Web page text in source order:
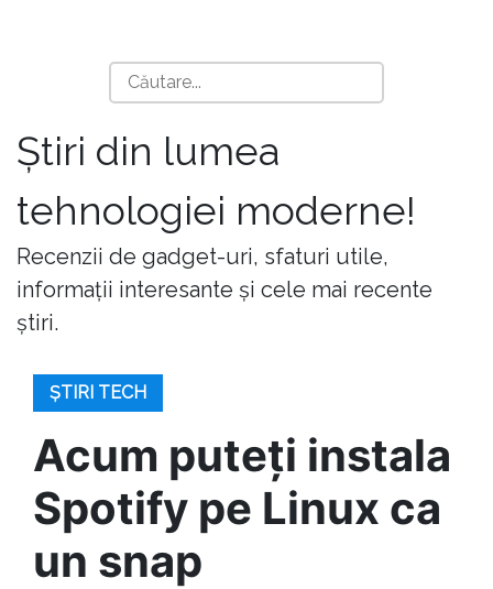
Știri din lumea
tehnologiei moderne!
Recenzii de gadget-uri, sfaturi utile,
informații interesante și cele mai recente
știri.
ȘTIRI TECH
Acum puteți instala
Spotify pe Linux ca
un snap